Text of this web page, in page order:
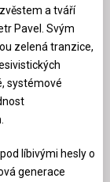
a tváří
Pavel. Svým
zelená tranzice,
systémové
líbivými hesly o
generace